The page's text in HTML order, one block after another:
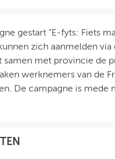
gestart “E-fyts: Fiets
zich aanmelden
samen met provincie de
werknemers van de
De campagne is mede